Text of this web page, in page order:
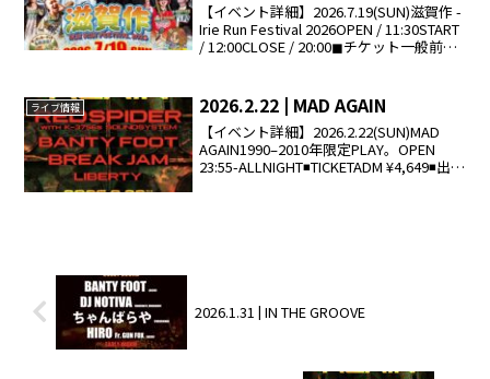
【イベント詳細】2026.7.19(SUN)滋賀作 -
Irie Run Festival 2026OPEN / 11:30START
/ 12:00CLOSE / 20:00◼︎チケット一般前売
ライブ情報 2026.2.22 | MAD AGAIN
【イベント詳細】2026.2.22(SUN)MAD
AGAIN1990–2010年限定PLAY。OPEN
23:55-ALLNIGHT◾️TICKETADM ¥4,649◾️出演
2026.1.31 | IN THE GROOVE